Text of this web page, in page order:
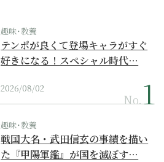
趣味･教養
テンポが良くて登場キャラがすぐ
好きになる！スペシャル時代…
2026/08/02
No.
趣味･教養
戦国大名・武田信玄の事績を描い
た『甲陽軍鑑』が国を滅ぼす…